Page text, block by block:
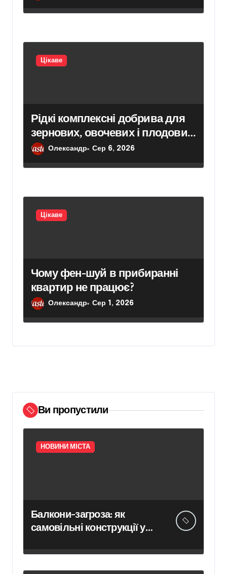
Цікаве
Рідкі комплексні добрива для
зернових, овочевих і плодових
культур: особливості вибору
Олександр Сер 6, 2026
Цікаве
Чому фен-шуй в прибиранні
квартир не працює?
Олександр Сер 1, 2026
Ви пропустили
НОВИНИ МІСТА
Балкони-загроза: як
самовільні конструкції у
будинків і ставлять під
ризик сусідів